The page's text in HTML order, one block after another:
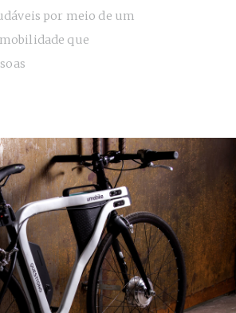
por meio de um
que